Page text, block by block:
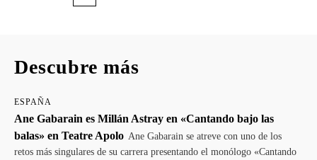
Descubre más
ESPAÑA
Ane Gabarain es Millán Astray en «Cantando bajo las
balas» en Teatre Apolo Ane Gabarain se atreve con uno de los
retos más singulares de su carrera presentando el monólogo «Cantando